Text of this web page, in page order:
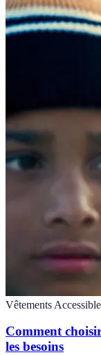
Vêtements
Comment
les besoins